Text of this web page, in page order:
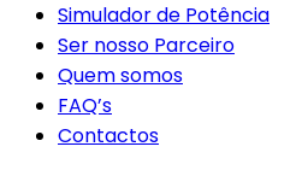
Simulador de Potência
Ser nosso Parceiro
Quem somos
FAQ’s
Contactos